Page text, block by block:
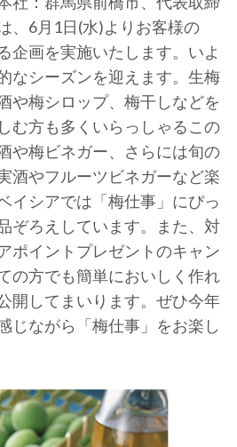
、6月1日(水)よりお客様の
企画を実施いたします。いよ
なシーズンを迎えます。生梅
や梅シロップ、梅干しなどを
む方も多くいらっしゃるこの
や梅ビネガー、さらには旬の
酒やフルーツビネガーなど楽
イシアでは「梅仕事」にぴっ
ぞろえしています。また、対
ポイントプレゼントのキャン
の方でも簡単においしく作れ
開してまいります。ぜひ今年
じながら「梅仕事」をお楽し